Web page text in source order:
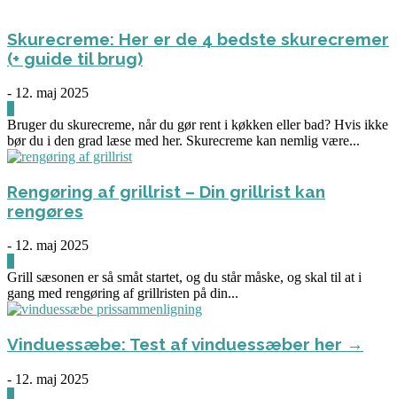
Skurecreme: Her er de 4 bedste skurecremer
(+ guide til brug)
- 12. maj 2025
Bruger du skurecreme, når du gør rent i køkken eller bad? Hvis ikke
bør du i den grad læse med her. Skurecreme kan nemlig være...
Rengøring af grillrist – Din grillrist kan
rengøres
- 12. maj 2025
Grill sæsonen er så småt startet, og du står måske, og skal til at i
gang med rengøring af grillristen på din...
Vinduessæbe: Test af vinduessæber her →
- 12. maj 2025